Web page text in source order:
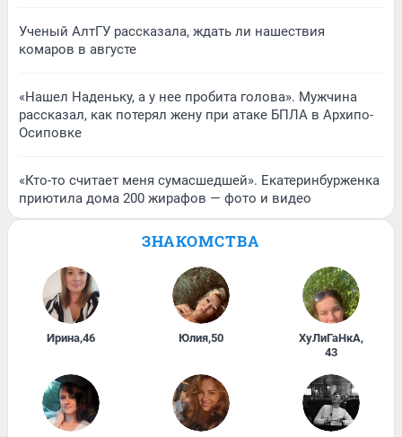
Ученый АлтГУ рассказала, ждать ли нашествия
комаров в августе
«Нашел Наденьку, а у нее пробита голова». Мужчина
рассказал, как потерял жену при атаке БПЛА в Архипо-
Осиповке
«Кто-то считает меня сумасшедшей». Екатеринбурженка
приютила дома 200 жирафов — фото и видео
ЗНАКОМСТВА
Ирина,46 Юлия,50 ХуЛиГаНкА,
43